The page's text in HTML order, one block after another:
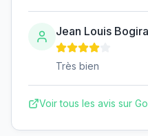
Jean Louis
Très bien
Voir tous les avis sur